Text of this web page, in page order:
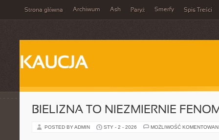
Strona główna Archiwum Ash Paryż Smerfy Spis Treści
KAUCJA
BIELIZNA TO NIEZMIERNIE
POSTED BY ADMIN STY - 2 - 2026 MOŻLIWOŚĆ